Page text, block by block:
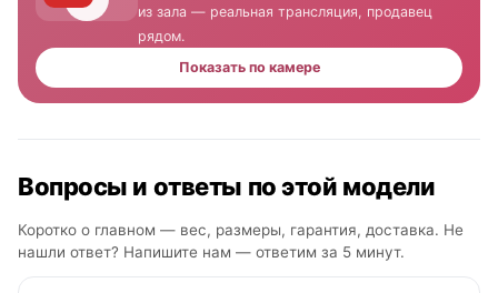
из зала — реальная трансляция, продавец
рядом.
Показать по камере
Вопросы и ответы по этой модели
Коротко о главном — вес, размеры, гарантия, доставка. Не
нашли ответ? Напишите нам — ответим за 5 минут.